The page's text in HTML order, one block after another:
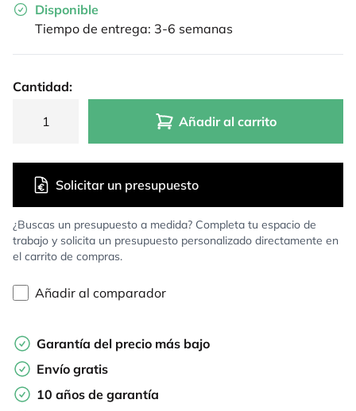
Disponible
Tiempo de entrega: 3-6 semanas
Cantidad:
Añadir al carrito
¿Buscas un presupuesto a medida? Completa tu espacio de
trabajo y solicita un presupuesto personalizado directamente en
el carrito de compras.
Solicitar un presupuesto
Añadir al comparador
Garantía del precio más bajo
Envío gratis
10 años de garantía